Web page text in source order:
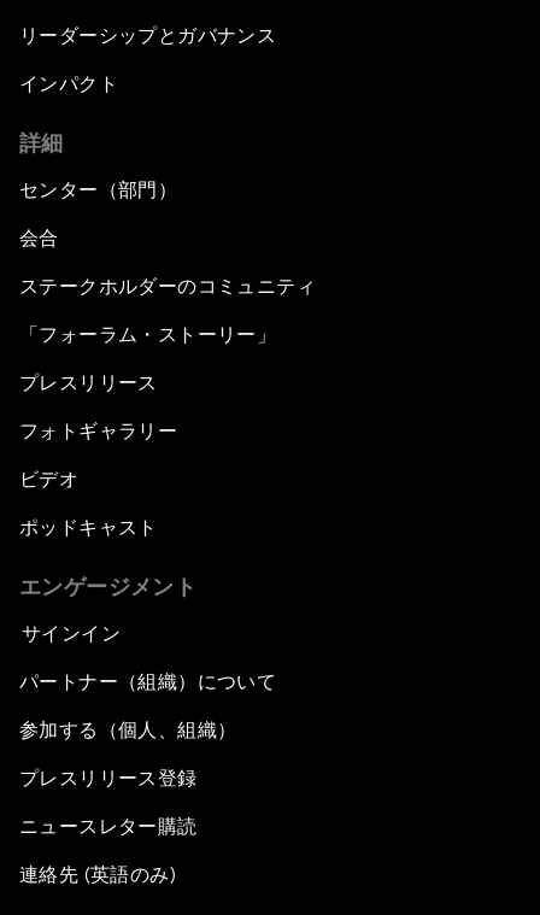
リーダーシップとガバナンス
インパクト
詳細
センター（部門）
会合
ステークホルダーのコミュニティ
「フォーラム・ストーリー」
プレスリリース
フォトギャラリー
ビデオ
ポッドキャスト
エンゲージメント
サインイン
パートナー（組織）について
参加する（個人、組織）
プレスリリース登録
ニュースレター購読
連絡先 (英語のみ)